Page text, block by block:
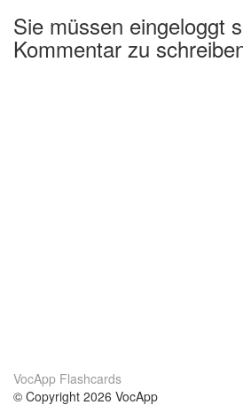
Sie müssen eingeloggt
Kommentar zu
VocApp Flashcards
© Copyright 2026 VocApp